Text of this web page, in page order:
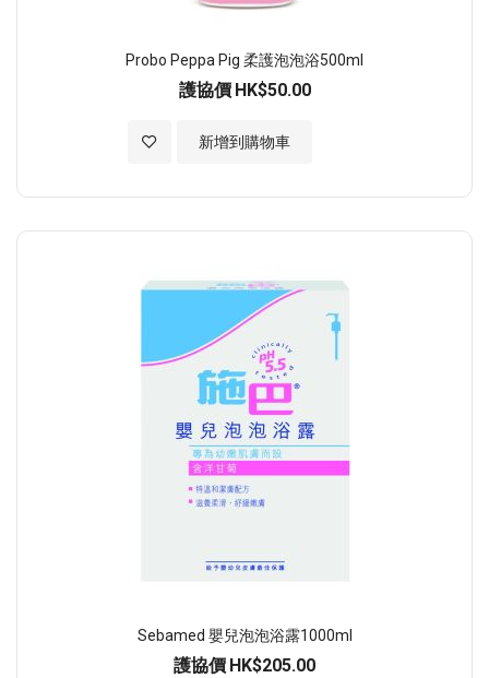
Probo Peppa Pig 柔護泡泡浴500ml
護協價 HK$50.00
新增到購物車
加入至願望清單
Sebamed 嬰兒泡泡浴露1000ml
護協價 HK$205.00